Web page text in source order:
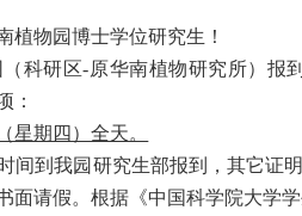
植物园博士学位研究生！
科研区-原华南植物研究所）报
：
星期四）全天。
间到我园研究生部报到，其它证
请假。根据《中国科学院大学学